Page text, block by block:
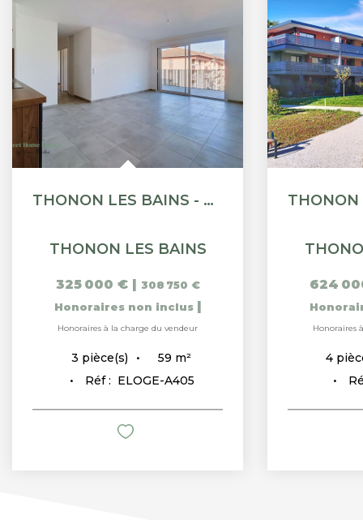
THONON LES BAINS - APPARTEMENT T3 - 59.18M²
THONON LES BAINS
325 000 € | 308 750 €
Honoraires non inclus |
Honoraires à la charge du vendeur
3 pièce(s) 59 m²
Réf : ELOGE-A405
624
Honoraires
4